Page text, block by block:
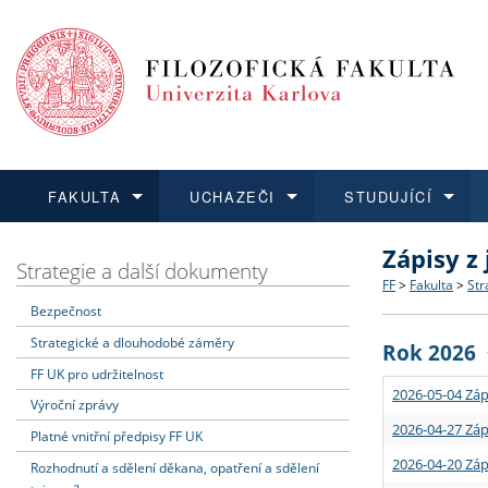
FAKULTA
Dozvědět se více
Struktura
Strategie
Podpora
UCHAZEČI
Podat přihlášku
Co
Učitelské
STUDUJÍCÍ
Dozvědět se více
Rigorózní
Dozvědět se více
O vědě a
Granty a
Dozvědět se více
Aktuální
Strategie a další dokumenty
Bezpečnost
Strategické a dlouhodobé záměry
FF UK pro udržitelnost
Výroční zprávy
Platné vnitřní předpisy FF UK
Rozhodnutí a sdělení děkana, opatření a sdělení
Zápisy
FF > Fakulta >
Rok 2026
2026-05-04
2026-04-27
2026-04-20